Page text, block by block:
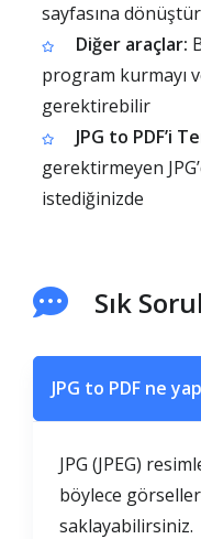
sayfasına
Diğer araçlar:
program kurmayı
gerektirebilir
JPG to PDF’i
gerektirmeyen
istediğinizde
Sık
JPG to PDF ne
JPG (JPEG)
böylece
saklayabilirsiniz.